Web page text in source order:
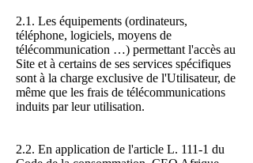
2.1. Les équipements (ordinateurs,
téléphone, logiciels, moyens de
télécommunication …) permettant l'accès au
Site et à certains de ses services spécifiques
sont à la charge exclusive de l'Utilisateur, de
même que les frais de télécommunications
induits par leur utilisation.
2.2. En application de l'article L. 111-1 du